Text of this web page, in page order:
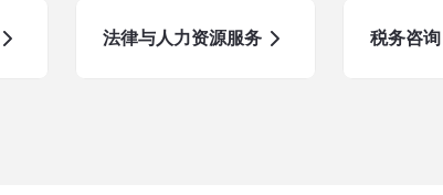
法律与人力资源服务 税务咨询